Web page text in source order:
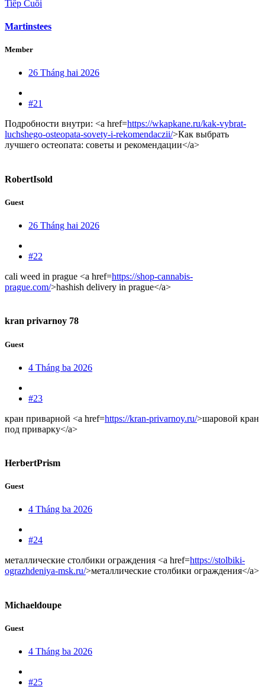
Tiếp Cuối
Martinstees
Member
26 Tháng hai 2026
#21
Подробности внутри: <a href=https://wkapkane.ru/kak-vybrat-
luchshego-osteopata-sovety-i-rekomendaczii/>Как выбрать
лучшего остеопата: советы и рекомендации</a>
RobertIsold
Guest
26 Tháng hai 2026
#22
cali weed in prague <a href=https://shop-cannabis-
prague.com/>hashish delivery in prague</a>
kran privarnoy 78
Guest
4 Tháng ba 2026
#23
кран приварной <a href=https://kran-privarnoy.ru/>шаровой кран
под приварку</a>
HerbertPrism
Guest
4 Tháng ba 2026
#24
металлические столбики ограждения <a href=https://stolbiki-
ograzhdeniya-msk.ru/>металлические столбики ограждения</a>
Michaeldoupe
Guest
4 Tháng ba 2026
#25